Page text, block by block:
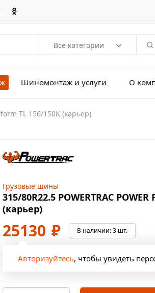
Все категории
Шиномонтаж и услуги О
TL 156/150K (карьер)
Грузовые шины
315/80R22.5 POWERTRAC
(карьер)
25130 ₽ В наличии:3 шт.
Авторизуйтесь, чтобы увидеть